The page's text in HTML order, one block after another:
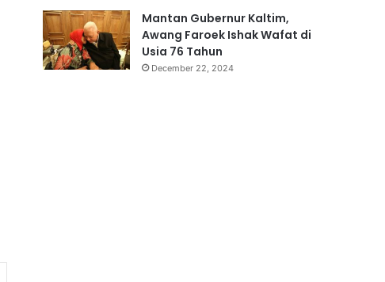
Mantan Gubernur Kaltim,
Awang Faroek Ishak Wafat di
Usia 76 Tahun
December 22, 2024